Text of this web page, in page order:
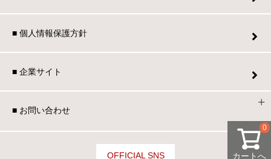
カートへ
0
■ 個人情報保護方針
■ 企業サイト
■ お問い合わせ
OFFICIAL SNS